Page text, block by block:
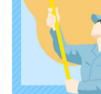
や漏れを防げます
移動しながら、
の順に点検する方
移動ロスが減り、
現場での実践テク